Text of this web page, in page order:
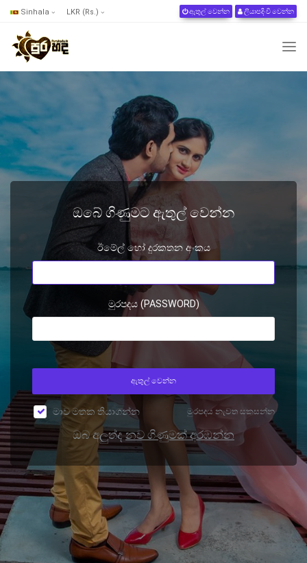
Sinhala LKR (Rs.) ඇතුල් වෙන්න ලියාපදිංචි වෙන්න
ඔබේ ගිණුමට ඇතුල් වෙන්න
ඊමේල් හෝ දුරකතන අංකය
මුරපදය (PASSWORD)
ඇතුල් වෙන්න
මාව මතක තියාගන්න මුරපදය නැවත සකසන්න
ඔබ අලුත්ද නව ගිණුමක් අරඹන්න